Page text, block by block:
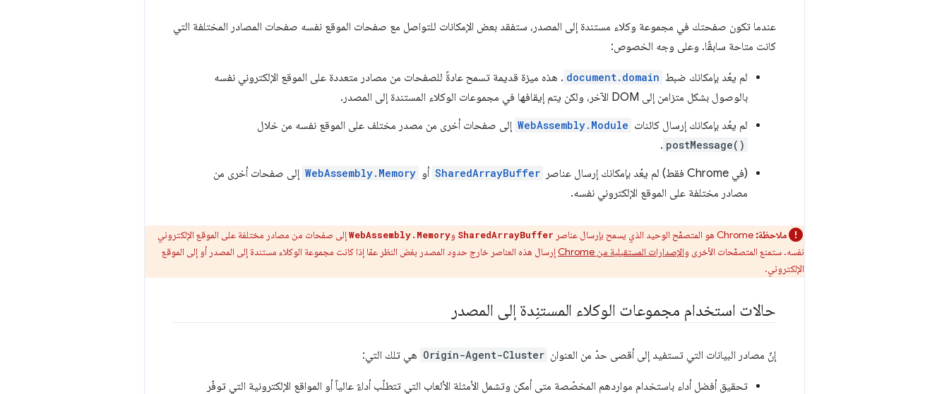
عندما تكون صفحتك في مجموعة وكلاء مستندة إلى المصدر، ستفقد بعض الإمكانات للتواصل مع صفحات الموقع نفسه صفحات المصادر المختلفة التي
كانت متاحة سابقًا. وعلى وجه الخصوص:
لم يعُد بإمكانك ضبط document.domain . هذه ميزة قديمة تسمح عادةً للصفحات من مصادر متعددة على الموقع الإلكتروني نفسه
بالوصول بشكل متزامن إلى DOM الآخر، ولكن يتم إيقافها في مجموعات الوكلاء المستندة إلى المصدر.
لم يعُد بإمكانك إرسال كائنات WebAssembly.Module إلى صفحات أخرى من مصدر مختلف على الموقع نفسه من خلال
postMessage()
.
(في Chrome فقط) لم يعُد بإمكانك إرسال عناصر
SharedArrayBuffer أو WebAssembly.Memory إلى صفحات أخرى من
مصادر مختلفة على الموقع الإلكتروني نفسه.
ملاحظة: Chrome هو المتصفّح الوحيد الذي يسمح بإرسال عناصر SharedArrayBuffer وWebAssembly.Memory إلى صفحات من مصادر مختلفة على الموقع الإلكتروني
نفسه. ستمنع المتصفّحات الأخرى والإصدارات المستقبلية من Chrome
إرسال هذه العناصر خارج حدود المصدر بغض النظر عمّا إذا كانت مجموعة الوكلاء مستندة إلى المصدر أو إلى الموقع
الإلكتروني.
حالات استخدام مجموعات الوكلاء المستنِدة إلى المصدر
إنّ مصادر البيانات التي تستفيد إلى أقصى حدّ من العنوان Origin-Agent-Cluster هي تلك التي:
تحقيق أفضل أداء باستخدام مواردهم المخصّصة متى أمكن وتشمل الأمثلة الألعاب التي تتطلّب أداءً عالياً أو المواقع الإلكترونية التي توفّر